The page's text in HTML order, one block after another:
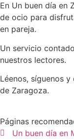
En Un buen día en
de ocio para
en pareja.
Un servicio
nuestros lectores.
Léenos, síguenos
de Zaragoza.
Páginas
Un buen día en